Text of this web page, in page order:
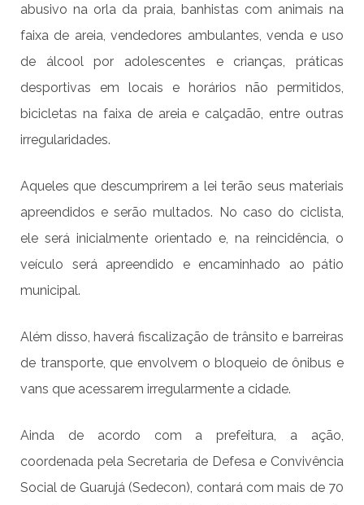
abusivo na orla da praia, banhistas com animais na
faixa de areia, vendedores ambulantes, venda e uso
de álcool por adolescentes e crianças, práticas
desportivas em locais e horários não permitidos,
bicicletas na faixa de areia e calçadão, entre outras
irregularidades.
Aqueles que descumprirem a lei terão seus materiais
apreendidos e serão multados. No caso do ciclista,
ele será inicialmente orientado e, na reincidência, o
veículo será apreendido e encaminhado ao pátio
municipal.
Além disso, haverá fiscalização de trânsito e barreiras
de transporte, que envolvem o bloqueio de ônibus e
vans que acessarem irregularmente a cidade.
Ainda de acordo com a prefeitura, a ação,
coordenada pela Secretaria de Defesa e Convivência
Social de Guarujá (Sedecon), contará com mais de 70